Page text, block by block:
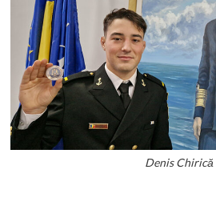
Denis Chirică